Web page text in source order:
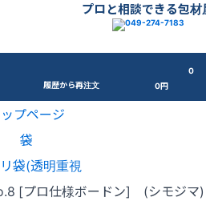
プロと相談できる包材
履歴から再注文
0
0円
ップページ
袋
袋(透明重視
[プロ仕様ボードン] (シモジマ)